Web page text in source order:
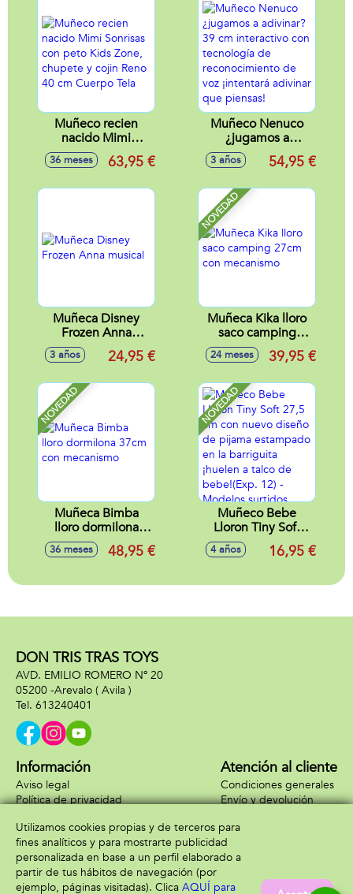
Muñeco recien
nacido Mimi
Sonrisas con peto
Kids Zone, chupete
36 meses 63,95 €
Muñeco Nenuco
¿jugamos a
adivinar? 39 cm
interactivo con
reconocimiento de
voz ¡intentará
adivinar que
piensas!
3 años 54,95 €
Muñeca Disney
Frozen Anna
musical
3 años 24,95 €
NOVEDAD
Muñeca Kika lloro
saco camping
27cm con
mecanismo
24 meses 39,95 €
NOVEDAD
Muñeca Bimba
lloro dormilona
37cm con
mecanismo
36 meses 48,95 €
NOVEDAD
Muñeco Bebe
Lloron Tiny Soft
27,5 cm con nuevo
diseño de pijama
barriguita ¡huelen a
12) - Modelos
4 años 16,95 €
DON TRIS TRAS TOYS
AVD. EMILIO ROMERO Nº 20
05200 -Arevalo ( Avila )
613240401
Información
Aviso legal
Política de privacidad
Atención al cliente
Condiciones generales
Envío y devolución
Formas de pago
Utilizamos cookies propias y de terceros para
fines analíticos y para mostrarte publicidad
personalizada en base a un perfil elaborado a
partir de tus hábitos de navegación (por
ejemplo, páginas visitadas). Clica AQUÍ para